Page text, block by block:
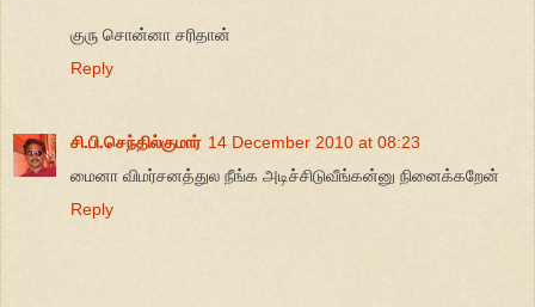
குரு சொன்னா சரிதான்
Reply
சி.பி.செந்தில்குமார் 14 December 2010 at 08:23
மைனா விமர்சனத்துல நீங்க அடிச்சிடுவீங்கன்னு நினைக்கறேன்
Reply